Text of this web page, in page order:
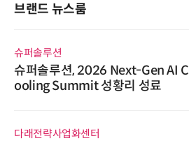
브랜드 뉴스룸
슈퍼솔루션
슈퍼솔루션, 2026 Next-Gen AI C
ooling Summit 성황리 성료
다래전략사업화센터